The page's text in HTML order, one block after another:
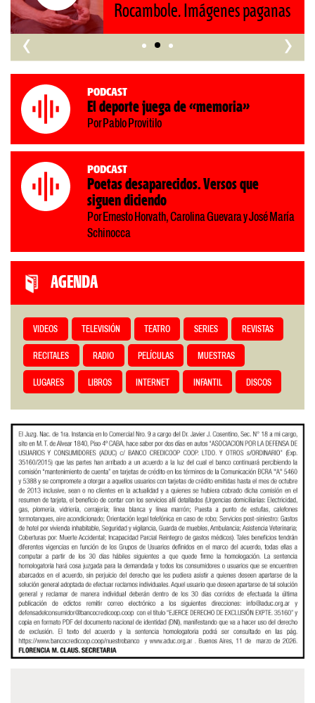
‹ ›
Podcast
El deporte juega de «memoria»
Por Pablo Provitilo
Podcast
Poetas desaparecidos. Versos que
siguen diciendo
Por Ernesto Horvath, Carolina Guevara y José María
Schinocca
AGENDA
VIDEOS TELEVISIÓN TEATRO SERIES REVISTAS
RECITALES RADIO PELÍCULAS MUESTRAS
LUGARES LIBROS INTERNET INFANTIL DISCOS